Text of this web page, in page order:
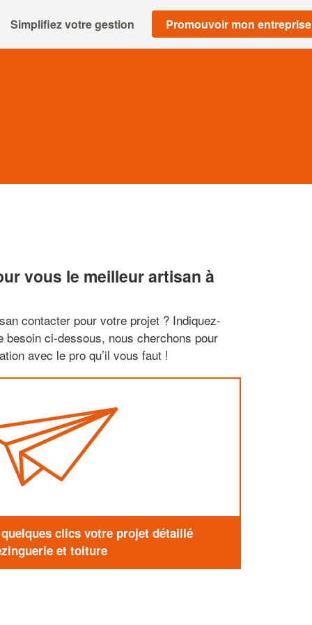
Simplifiez votre gestion Promouvoir mon entreprise
vous le meilleur artisan à
contacter pour votre projet ? Indiquez-
besoin ci-dessous, nous cherchons pour
avec le pro qu’il vous faut !
clics votre projet détaillé
et toiture